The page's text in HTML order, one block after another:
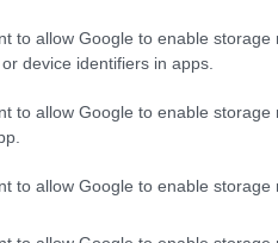
to allow Google to enable
device identifiers in apps.
to allow Google to enable
to allow Google to enable storage